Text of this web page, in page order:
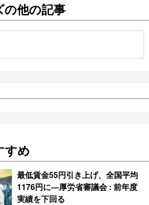
他の記事
すめ
最低賃金55円引き上げ、全国平均
1176円に―厚労省審議会 : 前年度
実績を下回る